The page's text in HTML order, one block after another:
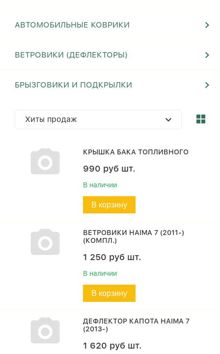
АВТОМОБИЛЬНЫЕ КОВРИКИ
ВЕТРОВИКИ (ДЕФЛЕКТОРЫ)
БРЫЗГОВИКИ И ПОДКРЫЛКИ
Хиты продаж
КРЫШКА БАКА ТОПЛИВНОГО
990 руб шт.
В наличии
В корзину
ВЕТРОВИКИ HAIMA 7 (2011-)
(КОМПЛ.)
1 250 руб шт.
В наличии
В корзину
ДЕФЛЕКТОР КАПОТА HAIMA 7
(2013-)
1 620 руб шт.